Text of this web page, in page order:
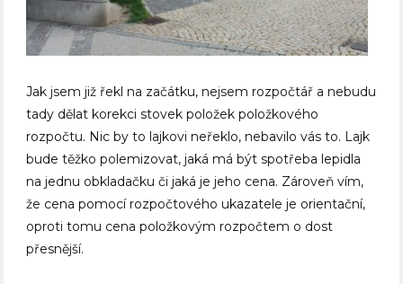
Jak jsem již řekl na začátku, nejsem rozpočtář a nebudu
tady dělat korekci stovek položek položkového
rozpočtu. Nic by to lajkovi neřeklo, nebavilo vás to. Lajk
bude těžko polemizovat, jaká má být spotřeba lepidla
na jednu obkladačku či jaká je jeho cena. Zároveň vím,
že cena pomocí rozpočtového ukazatele je orientační,
oproti tomu cena položkovým rozpočtem o dost
přesnější.